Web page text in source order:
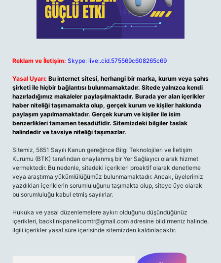
Reklam ve İletişim: Skype: live:.cid.575569c608265c69
Yasal Uyarı: Bu internet sitesi, herhangi bir marka, kurum veya şahıs
şirketi ile hiçbir bağlantısı bulunmamaktadır. Sitede yalnızca kendi
hazırladığımız makaleler paylaşılmaktadır. Burada yer alan içerikler
haber niteliği taşımamakta olup, gerçek kurum ve kişiler hakkında
paylaşım yapılmamaktadır. Gerçek kurum ve kişiler ile isim
benzerlikleri tamamen tesadüfidir. Sitemizdeki bilgiler taslak
halindedir ve tavsiye niteliği taşımazlar.
Sitemiz, 5651 Sayılı Kanun gereğince Bilgi Teknolojileri ve İletişim
Kurumu (BTK) tarafından onaylanmış bir Yer Sağlayıcı olarak hizmet
vermektedir. Bu nedenle, sitedeki içerikleri proaktif olarak denetleme
veya araştırma yükümlülüğümüz bulunmamaktadır. Ancak, üyelerimiz
yazdıkları içeriklerin sorumluluğunu taşımakta olup, siteye üye olarak
bu sorumluluğu kabul etmiş sayılırlar.
Hukuka ve yasal düzenlemelere aykırı olduğunu düşündüğünüz
içerikleri, backlinkpanelicomtr@gmail.com adresine bildirmeniz halinde,
ilgili içerikler yasal süre içerisinde sitemizden kaldırılacaktır.